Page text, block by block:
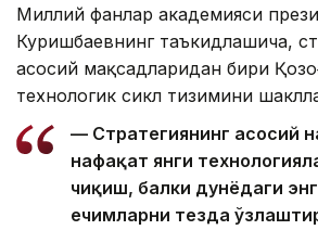
Миллий фанлар академияси
Куришбаевнинг таъкидлашича,
асосий мақсадларидан бири
технологик сикл тизимини
— Стратегиянинг асосий
нафақат янги
чиқиш, балки дунёдаги
ечимларни тезда